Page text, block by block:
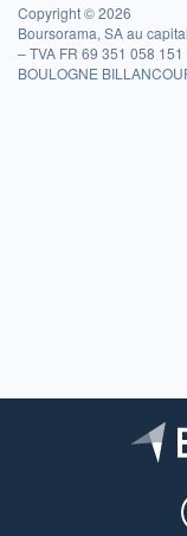
Copyright © 2026
Boursorama, SA au
– TVA FR 69 351 058
BOULOGNE